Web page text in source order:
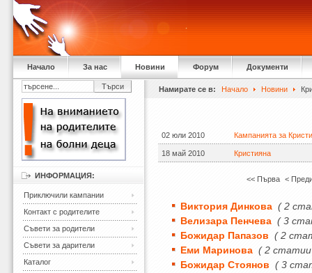
Начало За нас Новини Форум Документи
Намирате се в: Начало Новини
02 юли 2010 Кампанията за
18 май 2010 Кристияна
<< Първа <
Виктория Динкова ( 2
Велизара Пенчева ( 3
Божидар Папазов ( 2
Еми Маринова ( 2
Божидар Стоянов ( 3
ИНФОРМАЦИЯ:
Приключили кампании
Контакт с родителите
Съвети за родители
Съвети за дарители
Каталог